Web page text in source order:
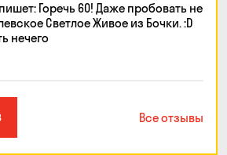
Горечь 60! Даже пробовать не
Светлое Живое из Бочки. :D
нечего
Все отзывы